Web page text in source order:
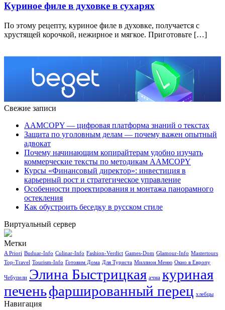
Куриное филе в духовке в сухарях
По этому рецепту, куриное филе в духовке, получается с
хрустящей корочкой, нежирное и мягкое. Приготовьте […]
Свежие записи
AAMCOPY — цифровая платформа знаний о текстах
Защита по уголовным делам — почему важен опытный
адвокат
Почему начинающим копирайтерам удобно изучать
коммерческие тексты по методикам AAMCOPY
Курсы «Финансовый директор»: инвестиция в
карьерный рост и стратегическое управление
Особенности проектирования и монтажа панорамного
остекления
Как обустроить беседку в русском стиле
Виртуальный сервер
Метки
A Priori Buduar-Info Culinar-Info Fashion-Verdict Games-Dom Glamour-Info Mastertours
Top-Travel Tourism-Info Готовим Дома Для Туриста Миллион Меню Окно в Европу
Чебупели Элина Быстрицкая ачма куриная
печеньфаршированный перец хлебцы
Навигация